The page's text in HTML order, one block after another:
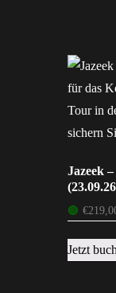
Jazeek
🟢 €
Jetzt